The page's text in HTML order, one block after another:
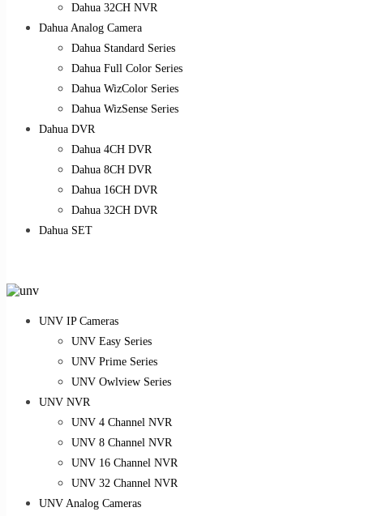
Dahua 32CH NVR
Dahua Analog Camera
Dahua Standard Series
Dahua Full Color Series
Dahua WizColor Series
Dahua WizSense Series
Dahua DVR
Dahua 4CH DVR
Dahua 8CH DVR
Dahua 16CH DVR
Dahua 32CH DVR
Dahua SET
UNV IP Cameras
UNV Easy Series
UNV Prime Series
UNV Owlview Series
UNV NVR
UNV 4 Channel NVR
UNV 8 Channel NVR
UNV 16 Channel NVR
UNV 32 Channel NVR
UNV Analog Cameras